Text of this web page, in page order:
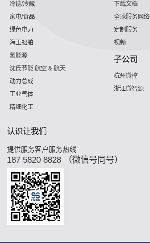
冷链/冷藏
家电/食品
绿色电力
海工船舶
氢能源
沈氏节能:航空 & 航天
动力总成
工业气体
精细化工
下载文档
全球服务网络
定制服务
视频
子公司
杭州微控
浙江微智源
认识让我们
提供服务客户服务热线
187 5820 8828 （微信号同号）